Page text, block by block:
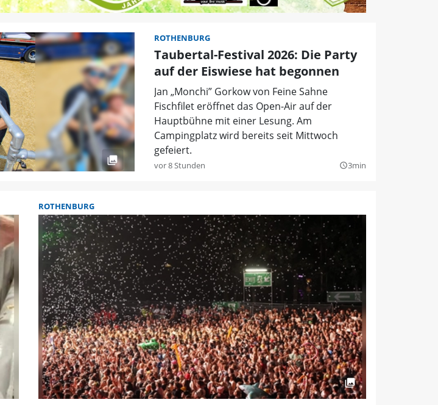
ROTHENBURG
Taubertal-Festival 2026: Die Party
auf der Eiswiese hat begonnen
Jan „Monchi” Gorkow von Feine Sahne
Fischfilet eröffnet das Open-Air auf der
Hauptbühne mit einer Lesung. Am
Campingplatz wird bereits seit Mittwoch
gefeiert.
vor 8 Stunden query_builder3min
ROTHENBURG